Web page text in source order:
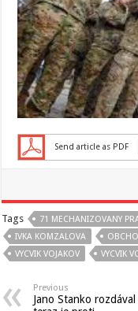
Send article as PDF
Tags 71 MECHANIZOVANY
IVKA KOMZALOVA
VYCVIK VOJAKOV
VYCVIK
Previous
Jano Stanko